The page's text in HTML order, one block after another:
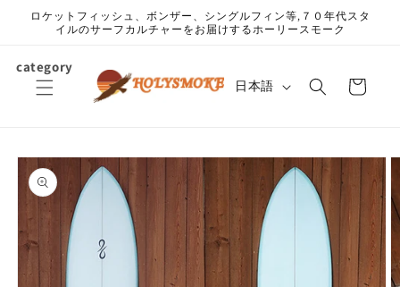
ンツに
ロケットフィッシュ、ボンザー、シングルフィン等,７０年代スタ
イルのサーフカルチャーをお届けするホーリースモーク
category
言日本語
ー
商品情
報にス
キップ